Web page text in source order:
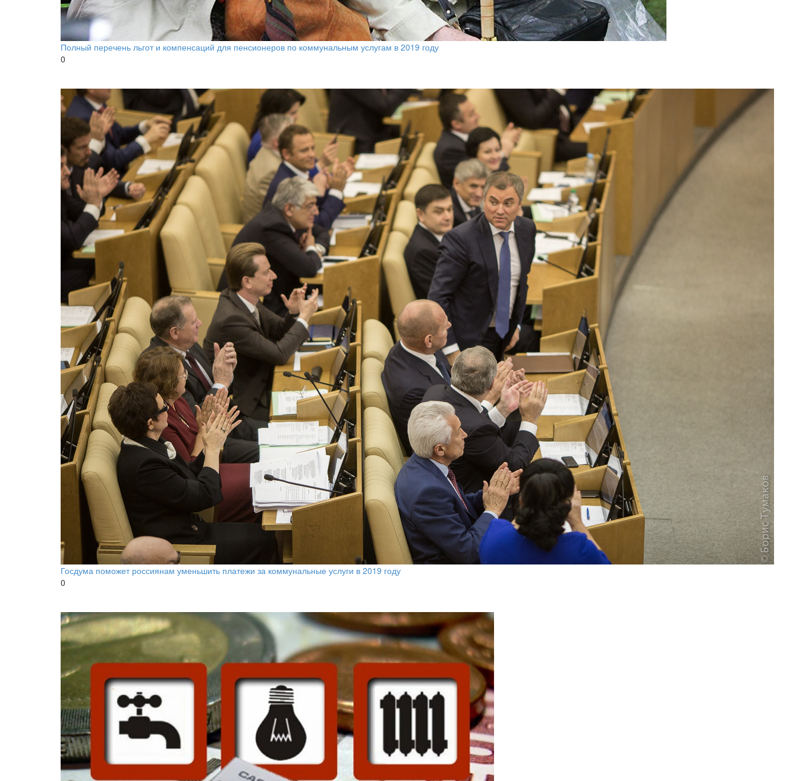
Полный перечень льгот и компенсаций для пенсионеров по коммунальным услугам в 2019 году
0
Госдума поможет россиянам уменьшить платежи за коммунальные услуги в 2019 году
0